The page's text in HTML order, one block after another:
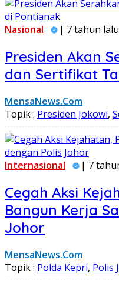
Nasional | 7 tahun lalu
Presiden Akan
dan Sertifikat
MensaNews.Com
Topik : Presiden Jokowi,
Internasional | 7
Cegah Aksi
Bangun Kerja
Johor
MensaNews.Com
Topik : Polda Kepri, Polis